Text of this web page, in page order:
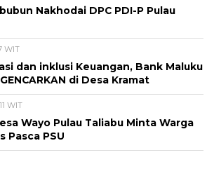
Nakhodai DPC PDI-P Pulau
WIT
dan inklusi Keuangan, Bank Maluku
di Desa Kramat
WIT
Wayo Pulau Taliabu Minta Warga
Pasca PSU